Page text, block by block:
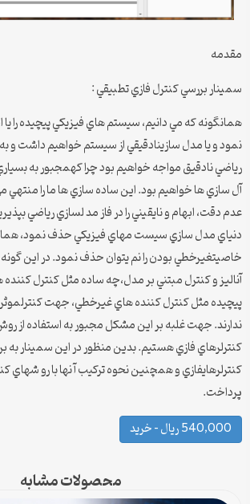
مقدمه
سمینار بررسي كنترل فازي تطبيقي :
همانگونه كه مي دانيم، سيستم هاي فيزيكي پيچيده را
نمود و يا مدل سازينادقيقي از سيستم خواهيم داشت و
رياضي نادقيق مواجه خواهيم بود چرا كهمجبور به
آل سازي ها خواهيم بود. اين ساده سازي ها ما را منتهي
عدم دقت، ابهام و نايقيني را در فاز مد لسازي رياضي
دنياي مدل سازي سيست مهاي فيزيكي حذف نمود،
خاصيتغيرخطي بودن را نم يتوان حذف نمود. در اين
آناليز و كنترل مبتني بر مدل،چه ساده مثل كنترل
پيچيده مثل كنترل كننده هاي غيرخطي، جهت
ندارند. جهت غلبه بر اين مشكل مجبور به استفاده از
كنترلرهاي فازي هستيم. بدين منظور در اين سمينار به
كنترلرهايفازي و همچنين نحوه تركيب آ نها با رو شهاي
پرداخت.
540,000 ریال – خرید
محصولات مشابه